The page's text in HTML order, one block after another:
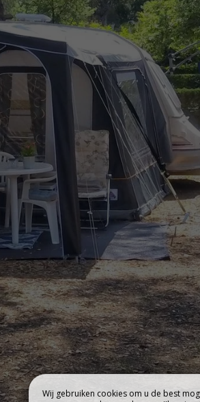
VERBLIJF
BOEK
Wij gebruiken cookies om u de best